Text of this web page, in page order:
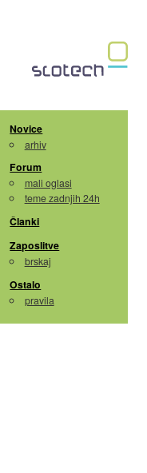
Novice
arhiv
Forum
mali oglasi
teme zadnjih 24h
Članki
Zaposlitve
brskaj
Ostalo
pravila